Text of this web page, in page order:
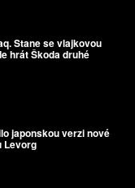
Stane se vlajkovou
hrát Škoda druhé
japonskou verzi nové
Levorg